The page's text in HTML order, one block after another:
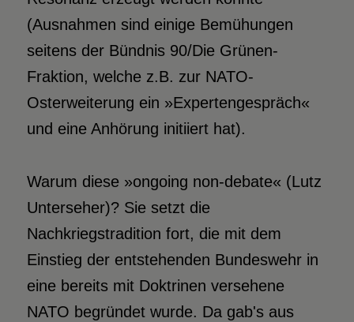
(Ausnahmen sind einige Bemühungen
seitens der Bündnis 90/Die Grünen-
Fraktion, welche z.B. zur NATO-
Osterweiterung ein »Expertengespräch«
und eine Anhörung initiiert hat).
Warum diese »ongoing non-debate« (Lutz
Unterseher)? Sie setzt die
Nachkriegstradition fort, die mit dem
Einstieg der entstehenden Bundeswehr in
eine bereits mit Doktrinen versehene
NATO begründet wurde. Da gab's aus